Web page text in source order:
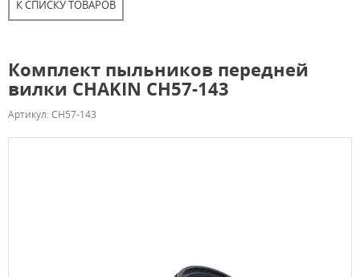
К СПИСКУ ТОВАРОВ
Комплект пыльников передней
вилки CHAKIN CH57-143
Артикул: CH57-143